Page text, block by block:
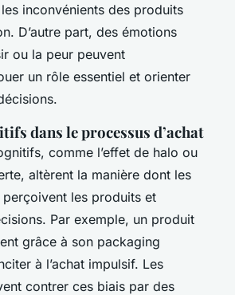
inconvénients des produits
D’autre part, des émotions
ou la peur peuvent
un rôle essentiel et orienter
dans le processus d’achat
comme l’effet de halo ou
altèrent la manière dont les
les produits et
Par exemple, un produit
grâce à son packaging
à l’achat impulsif. Les
contrer ces biais par des